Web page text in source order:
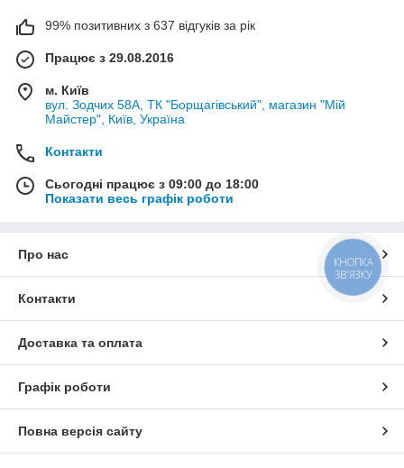
99% позитивних з 637 відгуків за рік
Працює з 29.08.2016
м. Київ
вул. Зодчих 58А, ТК "Борщагівський", магазин "Мій
Майстер", Київ, Україна
Контакти
Сьогодні працює з 09:00 до 18:00
Показати весь графік роботи
Про нас
Контакти
Доставка та оплата
Графік роботи
Повна версія сайту
КНОПКА
ЗВ'ЯЗКУ